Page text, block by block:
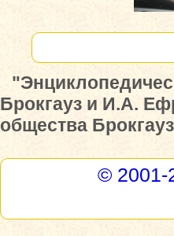
Брокгауз и И.А.
общества
© 2001-